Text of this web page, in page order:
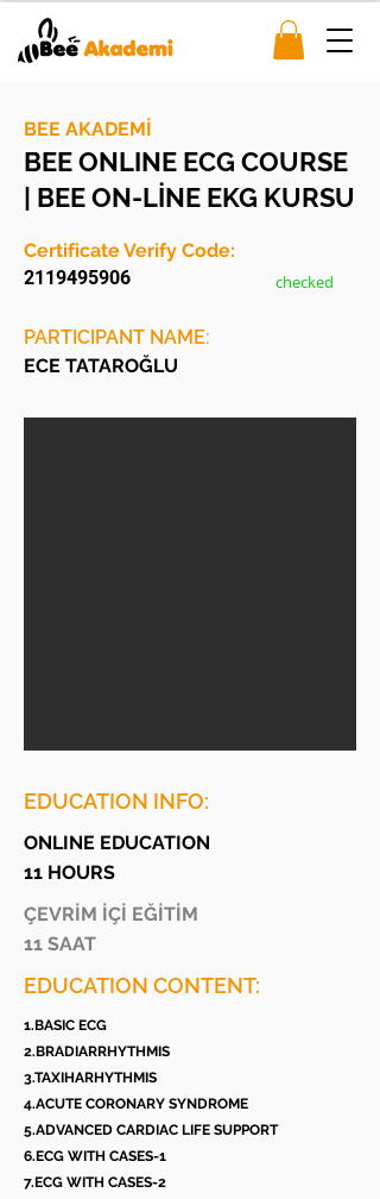
BEE AKADEMİ
BEE ONLINE ECG COURSE
| BEE ON-LİNE EKG KURSU
2119495906
Certificate Verify Code:
checked
PARTICIPANT NAME:
ECE TATAROĞLU
EDUCATION INFO:
ONLINE EDUCATION
11 HOURS
ÇEVRİM İÇİ EĞİTİM
11 SAAT
EDUCATION CONTENT:
1.BASIC ECG
2.BRADIARRHYTHMIS
3.TAXIHARHYTHMIS
4.ACUTE CORONARY SYNDROME
5.ADVANCED CARDIAC LIFE SUPPORT
6.ECG WITH CASES-1
7.ECG WITH CASES-2